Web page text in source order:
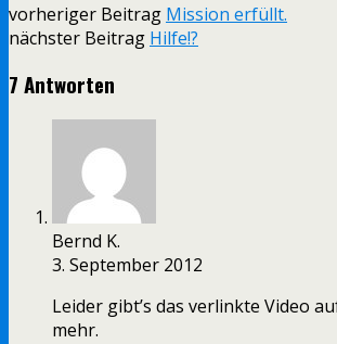
vorheriger Beitrag Mission erfüllt.
nächster Beitrag Hilfe!?
7 Antworten
Bernd K.
3. September 2012
Leider gibt’s das verlinkte Video
mehr.